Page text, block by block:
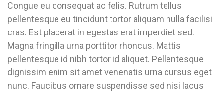
Congue eu consequat ac felis. Rutrum tellus
pellentesque eu tincidunt tortor aliquam nulla facilisi
cras. Est placerat in egestas erat imperdiet sed.
Magna fringilla urna porttitor rhoncus. Mattis
pellentesque id nibh tortor id aliquet. Pellentesque
dignissim enim sit amet venenatis urna cursus eget
nunc. Faucibus ornare suspendisse sed nisi lacus